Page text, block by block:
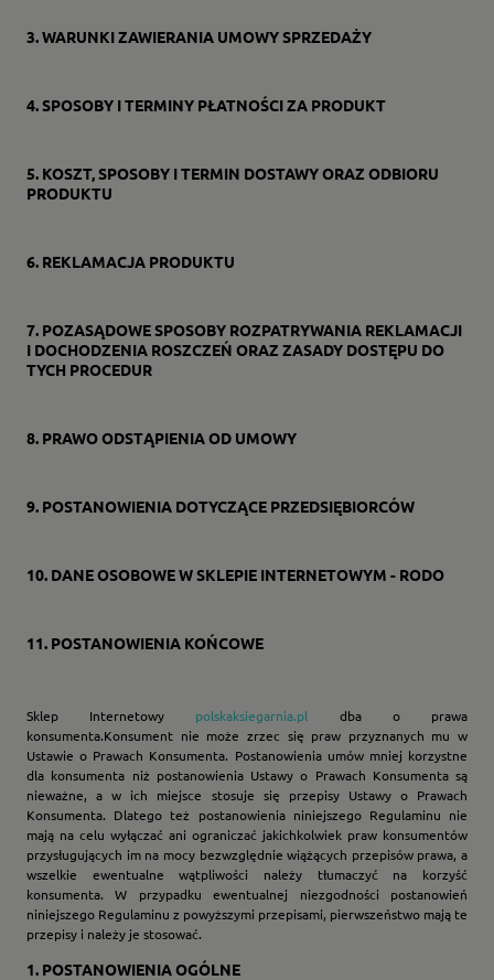
3.WARUNKI ZAWIERANIA UMOWY SPRZEDAŻY
4.SPOSOBY I TERMINY PŁATNOŚCI ZA PRODUKT
5. KOSZT, SPOSOBY I TERMIN DOSTAWY ORAZ ODBIORU
PRODUKTU
6. REKLAMACJA PRODUKTU
7. POZASĄDOWE SPOSOBY ROZPATRYWANIA REKLAMACJI
I DOCHODZENIA ROSZCZEŃ ORAZ ZASADY DOSTĘPU DO
TYCH PROCEDUR
8. PRAWO ODSTĄPIENIA OD UMOWY
9. POSTANOWIENIA DOTYCZĄCE PRZEDSIĘBIORCÓW
10. DANE OSOBOWE W SKLEPIE INTERNETOWYM - RODO
11. POSTANOWIENIA KOŃCOWE
Sklep Internetowy polskaksiegarnia.pl dba o prawa
konsumenta.Konsument nie może zrzec się praw przyznanych mu w
Ustawie o Prawach Konsumenta. Postanowienia umów mniej korzystne
dla konsumenta niż postanowienia Ustawy o Prawach Konsumenta są
nieważne, a w ich miejsce stosuje się przepisy Ustawy o Prawach
Konsumenta. Dlatego też postanowienia niniejszego Regulaminu nie
mają na celu wyłączać ani ograniczać jakichkolwiek praw konsumentów
przysługujących im na mocy bezwzględnie wiążących przepisów prawa, a
wszelkie ewentualne wątpliwości należy tłumaczyć na korzyść
konsumenta. W przypadku ewentualnej niezgodności postanowień
niniejszego Regulaminu z powyższymi przepisami, pierwszeństwo mają te
przepisy i należy je stosować.
1. POSTANOWIENIA OGÓLNE